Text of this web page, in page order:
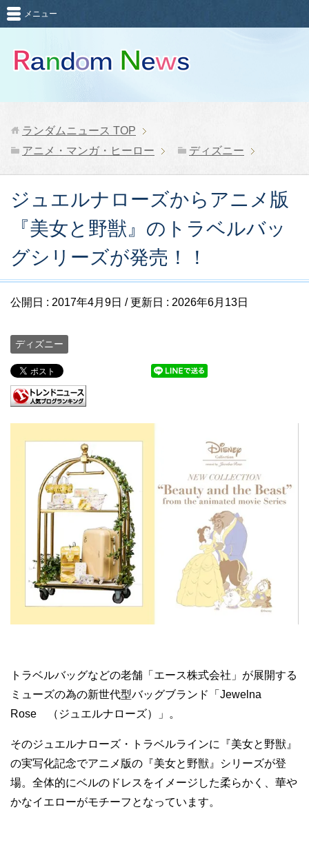
メニュー
ランダムニュース TOP
アニメ・マンガ・ヒーロー
ディズニー
ジュエルナローズからアニメ版
『美女と野獣』のトラベルバッ
グシリーズが発売！！
公開日 : 2017年4月9日 / 更新日 : 2026年6月13日
ディズニー
トラベルバッグなどの老舗「エース株式会社」が展開する
ミューズの為の新世代型バッグブランド「Jewelna
Rose （ジュエルナローズ）」。
そのジュエルナローズ・トラベルラインに『美女と野獣』
の実写化記念でアニメ版の『美女と野獣』シリーズが登
場。全体的にベルのドレスをイメージした柔らかく、華や
かなイエローがモチーフとなっています。